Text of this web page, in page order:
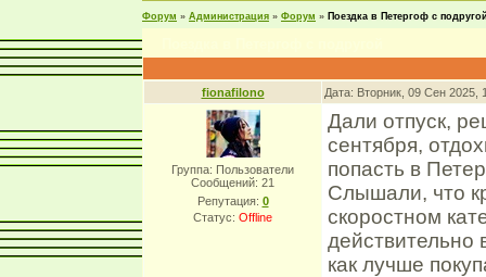
Форум » Администрация » Форум » Поездка в Петергоф с
fionafilono Дата: Вторник, 09 Сен
Группа: Пользователи
Сообщений: 21
Репутация: 0
Статус: Offline
Дали отпуск,
сентября,
попасть в
Слышали, что
скоростном
действительно
как лучше